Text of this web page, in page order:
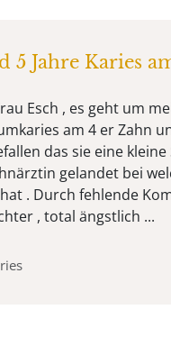
5 Jahre Karies
Esch , es geht um
am 4 er Zahn
das sie eine
gelandet bei
. Durch fehlende
, total ängstlich ...